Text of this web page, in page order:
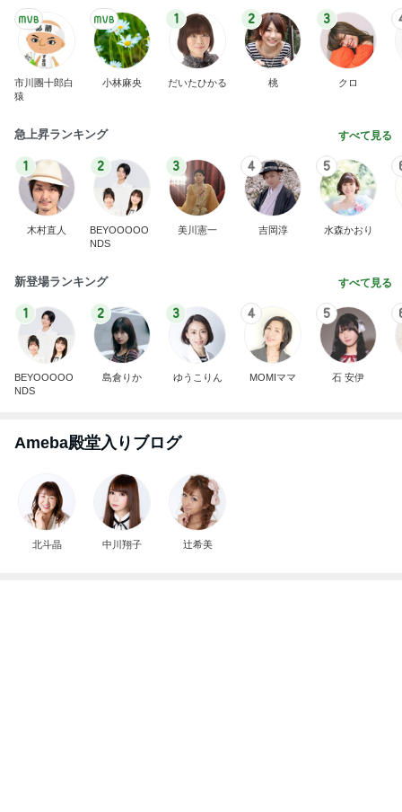
市川團十郎白
猿
小林麻央
1
だいたひかる
2
桃
3
クロ
急上昇ランキング すべて見る
1
木村直人
2
BEYOOOOO
NDS
3
美川憲一
4
吉岡淳
5
水森かおり
新登場ランキング すべて見る
1
BEYOOOOO
NDS
2
島倉りか
3
ゆうこりん
4
MOMIママ
5
石 安伊
Ameba殿堂入りブログ
北斗晶 中川翔子 辻希美